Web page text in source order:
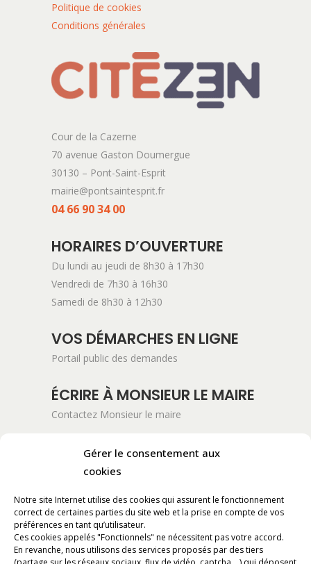
Gérer le consentement aux
cookies
Notre site Internet utilise des cookies qui assurent le fonctionnement
correct de certaines parties du site web et la prise en compte de vos
préférences en tant qu’utilisateur.
Ces cookies appelés "Fonctionnels" ne nécessitent pas votre accord.
En revanche, nous utilisons des services proposés par des tiers
Politique de cookies
Conditions générales
Cour de la Cazerne
70 avenue Gaston Doumergue
30130 – Pont-Saint-Esprit
mairie@pontsaintesprit.fr
04 66 90 34 00
HORAIRES D’OUVERTURE
Du lundi au jeudi de 8h30 à 17h30
Vendredi de 7h30 à 16h30
Samedi de 8h30 à 12h30
VOS DÉMARCHES EN LIGNE
Portail public des demandes
ÉCRIRE À MONSIEUR LE MAIRE
Contactez Monsieur le maire
ADRESSE POSTALE
Mairie de Pont-Saint-Esprit
BP 11061
30130 Pont-Saint-Esprit